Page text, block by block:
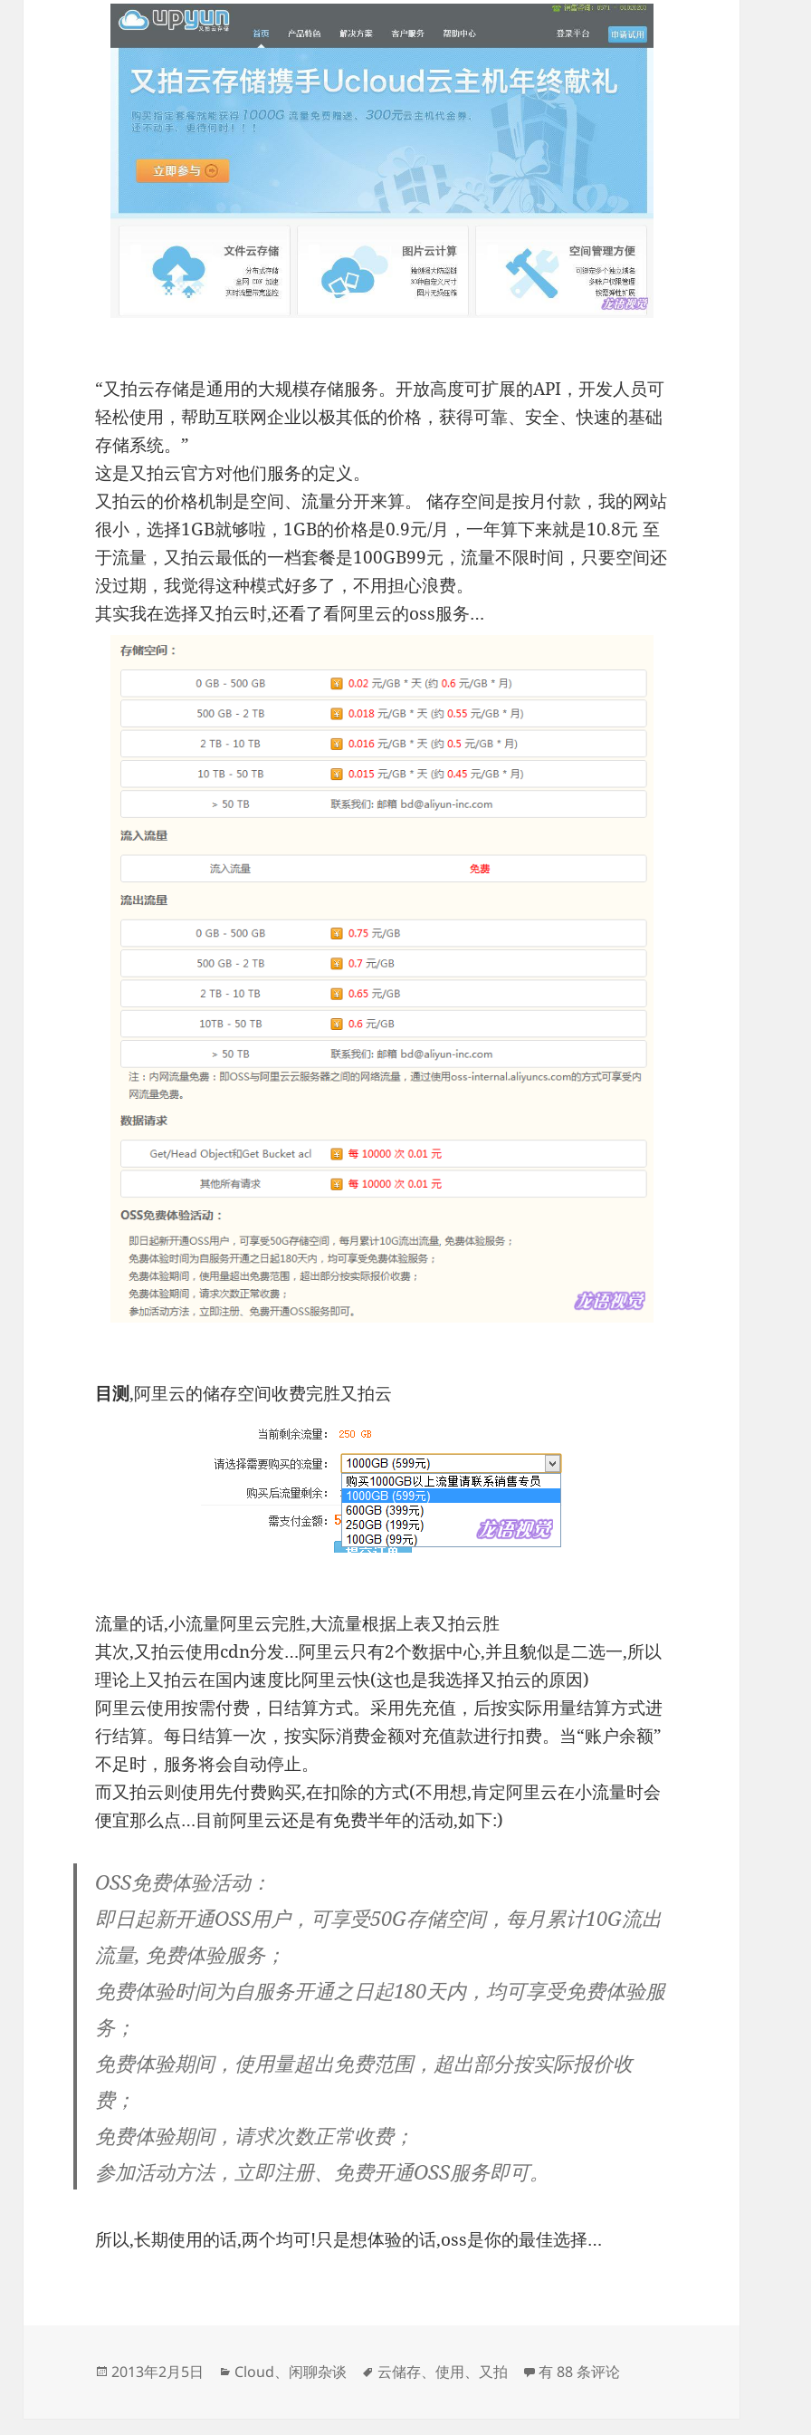
“又拍云存储是通用的大规模存储服务。开放高度可扩展的API，开发人员可
轻松使用，帮助互联网企业以极其低的价格，获得可靠、安全、快速的基础
存储系统。”
这是又拍云官方对他们服务的定义。
又拍云的价格机制是空间、流量分开来算。 储存空间是按月付款，我的网站
很小，选择1GB就够啦，1GB的价格是0.9元/月，一年算下来就是10.8元 至
于流量，又拍云最低的一档套餐是100GB99元，流量不限时间，只要空间还
没过期，我觉得这种模式好多了，不用担心浪费。
其实我在选择又拍云时,还看了看阿里云的oss服务…
目测,阿里云的储存空间收费完胜又拍云
流量的话,小流量阿里云完胜,大流量根据上表又拍云胜
其次,又拍云使用cdn分发…阿里云只有2个数据中心,并且貌似是二选一,所以
理论上又拍云在国内速度比阿里云快(这也是我选择又拍云的原因)
阿里云使用按需付费，日结算方式。采用先充值，后按实际用量结算方式进
行结算。每日结算一次，按实际消费金额对充值款进行扣费。当“账户余额”
不足时，服务将会自动停止。
而又拍云则使用先付费购买,在扣除的方式(不用想,肯定阿里云在小流量时会
便宜那么点…目前阿里云还是有免费半年的活动,如下:)
OSS免费体验活动：
即日起新开通OSS用户，可享受50G存储空间，每月累计10G流出
流量, 免费体验服务；
免费体验时间为自服务开通之日起180天内，均可享受免费体验服
务；
免费体验期间，使用量超出免费范围，超出部分按实际报价收
费；
免费体验期间，请求次数正常收费；
参加活动方法，立即注册、免费开通OSS服务即可。
所以,长期使用的话,两个均可!只是想体验的话,oss是你的最佳选择…
发
2013年2月5日
分
Cloud、 闲聊杂谈
标
云储存、使用、又拍 开始使用又拍云储存
有 88 条评论